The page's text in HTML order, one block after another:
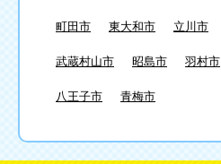
町田市 東大和市 立川市
武蔵村山市 昭島市 羽村市
八王子市 青梅市